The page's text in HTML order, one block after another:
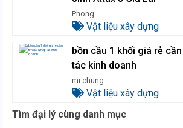
Phong
Vật liệu xây dựng
bồn cầu 1 khối giá rẻ
tác kinh doanh
mr.chung
Vật liệu xây dựng
Tìm đại lý cùng danh mục